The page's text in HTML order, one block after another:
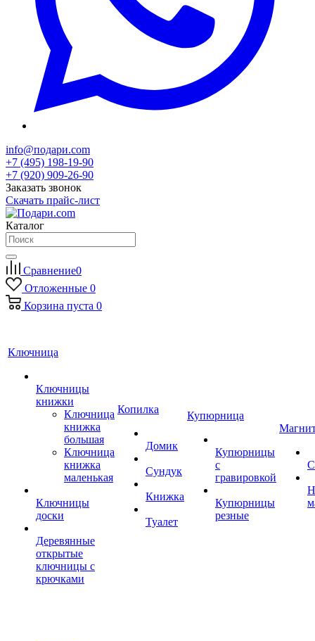
info@подари.com
+7 (495) 198-19-90
+7 (920) 909-26-90
Заказать звонок
Скачать прайс-лист
Каталог
Сравнение0
Отложенные 0
Корзина пуста 0
Ключница
Ключницы
книжки
Ключница
книжка
большая
Ключница
книжка
маленькая
Ключницы
доски
Деревянные
открытые
ключницы с
крючками
Копилка
Домик
Сундук
Книжка
Туалет
Купюрница
Купюрницы
с
гравировкой
Купюрницы
резные